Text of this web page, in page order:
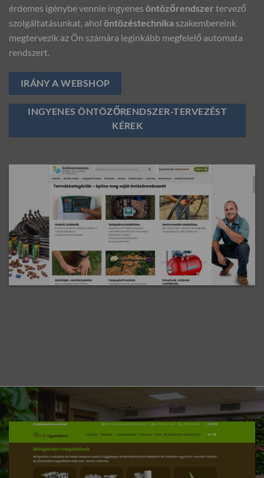
érdemes igénybe vennie ingyenes öntözőrendszer tervező
szolgáltatásunkat, ahol öntözéstechnika szakembereink
megtervezik az Ön számára leginkább megfelelő automata
rendszert.
IRÁNY A WEBSHOP
INGYENES ÖNTÖZŐRENDSZER-TERVEZÉST
KÉREK